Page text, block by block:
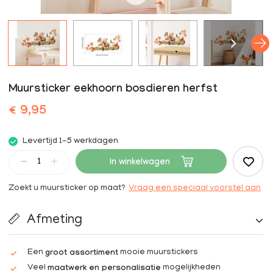
Muursticker eekhoorn bosdieren herfst
€ 9,95
Levertijd 1-5 werkdagen
In winkelwagen
Zoekt u muursticker op maat? Vraag een speciaal voorstel aan
Afmeting
Een groot assortiment mooie muurstickers
Veel maatwerk en personalisatie mogelijkheden